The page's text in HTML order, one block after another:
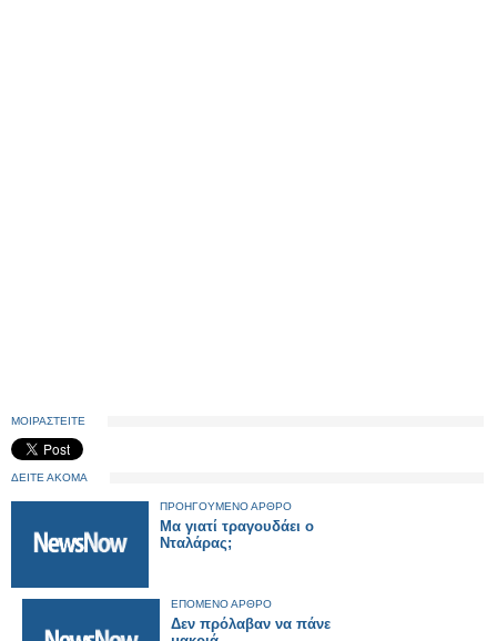
ΜΟΙΡΑΣΤΕΙΤΕ
ΔΕΙΤΕ ΑΚΟΜΑ
ΠΡΟΗΓΟΥΜΕΝΟ ΑΡΘΡΟ
Μα γιατί τραγουδάει ο
Νταλάρας;
ΕΠΟΜΕΝΟ ΑΡΘΡΟ
Δεν πρόλαβαν να πάνε